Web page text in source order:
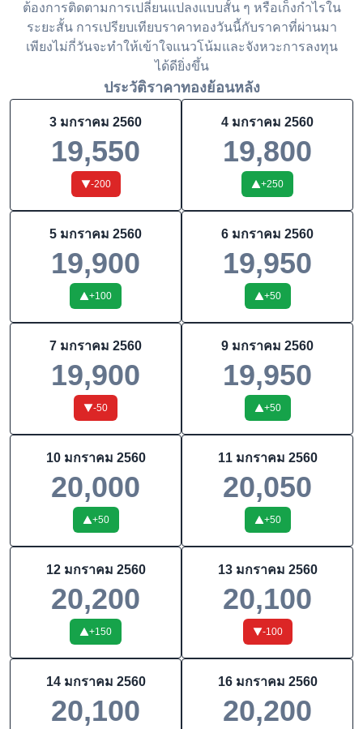
ต้องการติดตามการเปลี่ยนแปลงแบบสั้น ๆ หรือเก็งกำไรใน
ระยะสั้น การเปรียบเทียบราคาทองวันนี้กับราคาที่ผ่านมา
เพียงไม่กี่วันจะทำให้เข้าใจแนวโน้มและจังหวะการลงทุน
ได้ดียิ่งขึ้น
ประวัติราคาทองย้อนหลัง
3 มกราคม 2560
19,550
-200
4 มกราคม 2560
19,800
+250
5 มกราคม 2560
19,900
+100
6 มกราคม 2560
19,950
+50
7 มกราคม 2560
19,900
-50
9 มกราคม 2560
19,950
+50
10 มกราคม 2560
20,000
+50
11 มกราคม 2560
20,050
+50
12 มกราคม 2560
20,200
+150
13 มกราคม 2560
20,100
-100
14 มกราคม 2560
20,100
16 มกราคม 2560
20,200